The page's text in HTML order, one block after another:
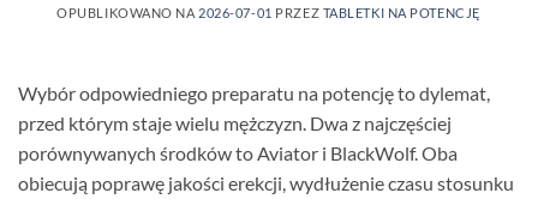
OPUBLIKOWANO NA 2026-07-01 PRZEZ TABLETKI NA POTENCJĘ
Wybór odpowiedniego preparatu na potencję to dylemat,
przed którym staje wielu mężczyzn. Dwa z najczęściej
porównywanych środków to Aviator i BlackWolf. Oba
obiecują poprawę jakości erekcji, wydłużenie czasu stosunku